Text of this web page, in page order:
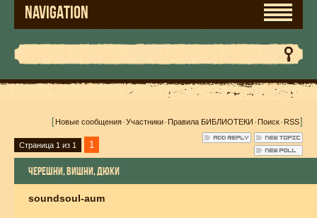
NAVIGATION
[Новые сообщения·Участники·Правила БИБЛИОТЕКИ·Поиск·RSS]
Страница 1 из 1 1
ЧЕРЕШНИ, ВИШНИ, ДЮКИ
soundsoul-aum